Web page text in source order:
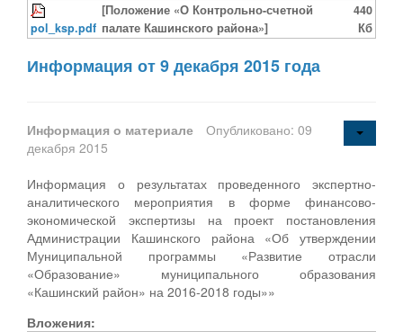
pol_ksp.pdf
[Положение «О Контрольно-счетной
палате Кашинского района»]
440
Кб
Информация от 9 декабря 2015 года
Информация о материале
Опубликовано: 09
декабря 2015
Информация о результатах проведенного экспертно-
аналитического мероприятия в форме финансово-
экономической экспертизы на проект постановления
Администрации Кашинского района «Об утверждении
Муниципальной программы «Развитие отрасли
«Образование» муниципального образования
«Кашинский район» на 2016-2018 годы»»
Вложения: